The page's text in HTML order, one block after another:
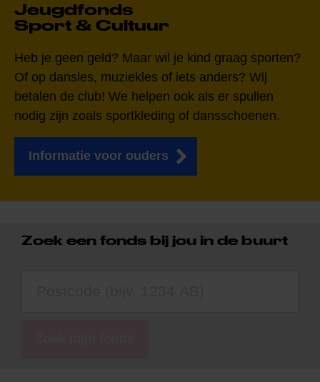
Jeugdfonds
Sport & Cultuur
Heb je geen geld? Maar wil je kind graag sporten?
Of op dansles, muziekles of iets anders? Wij
betalen de club! We helpen ook als er spullen
nodig zijn zoals sportkleding of dansschoenen.
Informatie voor ouders
Zoek een fonds bij jou in de buurt